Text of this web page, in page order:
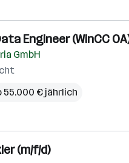
Engineer (WinCC
GmbH
55.000 € jährlich
(m/f/d)